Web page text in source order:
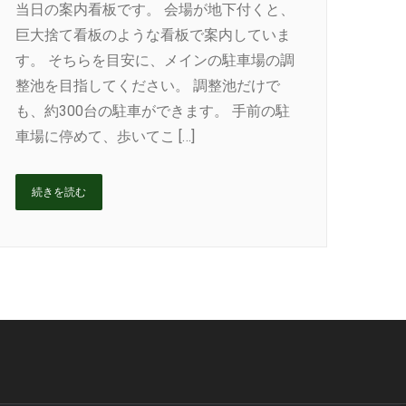
当日の案内看板です。 会場が地下付くと、
巨大捨て看板のような看板で案内していま
す。 そちらを目安に、メインの駐車場の調
整池を目指してください。 調整池だけで
も、約300台の駐車ができます。 手前の駐
車場に停めて、歩いてこ […]
続きを読む